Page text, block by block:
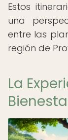
Estos
una
entre las
región de
La